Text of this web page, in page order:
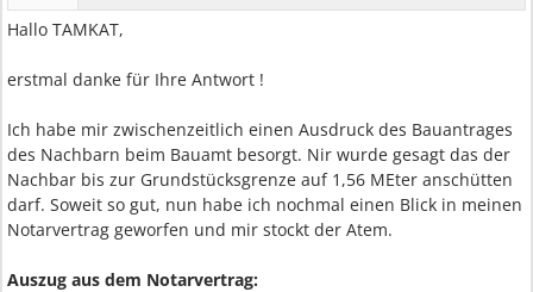
Hallo TAMKAT,
erstmal danke für Ihre Antwort !
Ich habe mir zwischenzeitlich einen Ausdruck des Bauantrages
des Nachbarn beim Bauamt besorgt. Nir wurde gesagt das der
Nachbar bis zur Grundstücksgrenze auf 1,56 MEter anschütten
darf. Soweit so gut, nun habe ich nochmal einen Blick in meinen
Notarvertrag geworfen und mir stockt der Atem.
Auszug aus dem Notarvertrag: